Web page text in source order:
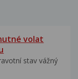
volat
stav vážný